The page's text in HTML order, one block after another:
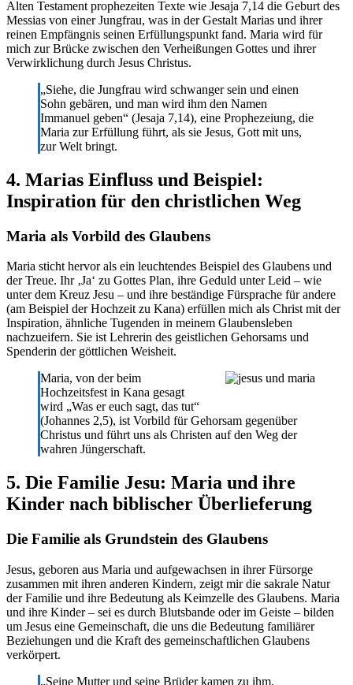
Alten Testament prophezeiten Texte wie Jesaja 7,14 die Geburt des
Messias von einer Jungfrau, was in der Gestalt Marias und ihrer
reinen Empfängnis seinen Erfüllungspunkt fand. Maria wird für
mich zur Brücke zwischen den Verheißungen Gottes und ihrer
Verwirklichung durch Jesus Christus.
„Siehe, die Jungfrau wird schwanger sein und einen
Sohn gebären, und man wird ihm den Namen
Immanuel geben“ (Jesaja 7,14), eine Prophezeiung, die
Maria zur Erfüllung führt, als sie Jesus, Gott mit uns,
zur Welt bringt.
4. Marias Einfluss und Beispiel:
Inspiration für den christlichen Weg
Maria als Vorbild des Glaubens
Maria sticht hervor als ein leuchtendes Beispiel des Glaubens und
der Treue. Ihr ‚Ja‘ zu Gottes Plan, ihre Geduld unter Leid – wie
unter dem Kreuz Jesu – und ihre beständige Fürsprache für andere
(am Beispiel der Hochzeit zu Kana) erfüllen mich als Christ mit der
Inspiration, ähnliche Tugenden in meinem Glaubensleben
nachzueifern. Sie ist Lehrerin des geistlichen Gehorsams und
Spenderin der göttlichen Weisheit.
Maria, von der beim
Hochzeitsfest in Kana gesagt
wird „Was er euch sagt, das tut“
(Johannes 2,5), ist Vorbild für Gehorsam gegenüber
Christus und führt uns als Christen auf den Weg der
wahren Jüngerschaft.
5. Die Familie Jesu: Maria und ihre
Kinder nach biblischer Überlieferung
Die Familie als Grundstein des Glaubens
Jesus, geboren aus Maria und aufgewachsen in ihrer Fürsorge
zusammen mit ihren anderen Kindern, zeigt mir die sakrale Natur
der Familie und ihre Bedeutung als Keimzelle des Glaubens. Maria
und ihre Kinder – sei es durch Blutsbande oder im Geiste – bilden
um Jesus eine Gemeinschaft, die uns die Bedeutung familiärer
Beziehungen und die Kraft des gemeinschaftlichen Glaubens
verkörpert.
„Seine Mutter und seine Brüder kamen zu ihm,